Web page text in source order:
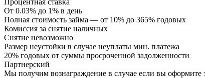
От 0.03% до 1% в день
Полная стоимость займа — от 10% до 365% годовых
Комиссия за снятие наличных
Снятие невозможно
Размер неустойки в случае неуплаты мин. платежа
20% годовых от суммы просроченной задолженности
Партнерский
Мы получим вознаграждение в случае если вы оформите